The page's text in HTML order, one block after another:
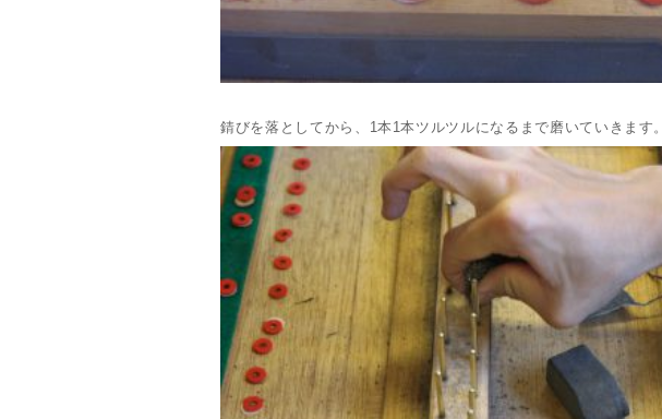
錆びを落としてから、1本1本ツルツルになるまで磨いていきます。